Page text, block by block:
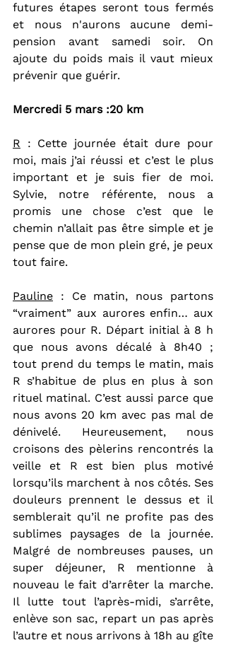
futures étapes seront tous fermés
et nous n'aurons aucune demi-
pension avant samedi soir. On
ajoute du poids mais il vaut mieux
prévenir que guérir.
Mercredi 5 mars :20 km
R : Cette journée était dure pour
moi, mais j’ai réussi et c’est le plus
important et je suis fier de moi.
Sylvie, notre référente, nous a
promis une chose c’est que le
chemin n’allait pas être simple et je
pense que de mon plein gré, je peux
tout faire.
Pauline : Ce matin, nous partons
“vraiment” aux aurores enfin… aux
aurores pour R. Départ initial à 8 h
que nous avons décalé à 8h40 ;
tout prend du temps le matin, mais
R s’habitue de plus en plus à son
rituel matinal. C’est aussi parce que
nous avons 20 km avec pas mal de
dénivelé. Heureusement, nous
croisons des pèlerins rencontrés la
veille et R est bien plus motivé
lorsqu’ils marchent à nos côtés. Ses
douleurs prennent le dessus et il
semblerait qu’il ne profite pas des
sublimes paysages de la journée.
Malgré de nombreuses pauses, un
super déjeuner, R mentionne à
nouveau le fait d’arrêter la marche.
Il lutte tout l’après-midi, s’arrête,
enlève son sac, repart un pas après
l’autre et nous arrivons à 18h au gîte